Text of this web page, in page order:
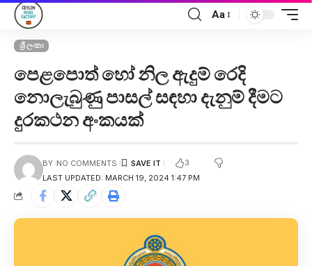
Aa
ශ්‍රී ලංකා
පෙළපොත් හෝ නිල ඇදුම් රෙදි
නොලැබුණු ‍පාසල් සඳහා දැනුම් දීමට
දුරකථන අංකයක්
LAST UPDATED: MARCH 19, 2024 1:47 PM
BY NO COMMENTS 3